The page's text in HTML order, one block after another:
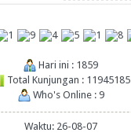
Hari ini : 1859
Total Kunjungan : 11945185
Who's Online : 9
Waktu: 26-08-07